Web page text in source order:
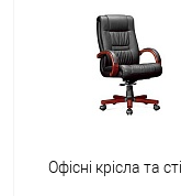
Офісні крісла та